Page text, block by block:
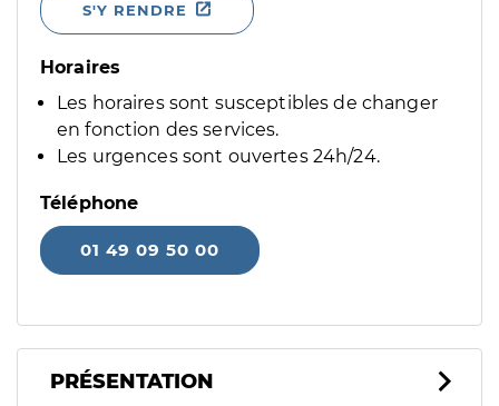
S'Y RENDRE
Horaires
Les horaires sont susceptibles de changer
en fonction des services.
Les urgences sont ouvertes 24h/24.
Téléphone
01 49 09 50 00
PRÉSENTATION